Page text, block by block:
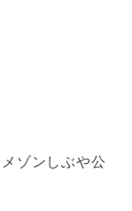
ゾンしぶや公